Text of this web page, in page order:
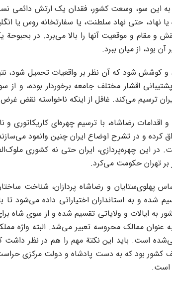
این سو، وسعت کشور، فقدان یک ارتش دائمی
نهاد، حتی نهاد سلطنت، یا سفارتخانه روس یا
و مقام و موقعیت آنها را بالا می‌برد. در
بود، از میان ببرد.
و کوشش شود که آن نظر بر واقعیات تحمیل
خواسته‌ای ملی و از پشتیبانی اقشار مختلف جامعه
ترسیم می‌کند. غافل از اینکه ناخواسته نقض
و اقدامات رضاشاه، با ترسیم چهره‌ای
کرده و در تشرح اوضاع ایران چنین وانمود
این چهره‌پردازی، ایران حتی نه کشوری
بر تهران حکومت می‌کرد.
و رضاشاه پردازان، شناخت ساختار
شده و به استانداران اختیاراتی داده
به ایالات و ولایاتی تقسیم شده و از سوی شاه
به عنوان ممالک محروسه تعبیر می‌شد. البته
است. باید این نکتة مهم را هم در نظر داشت
بود که به دست پادشاه و دولت مرکزی
است.